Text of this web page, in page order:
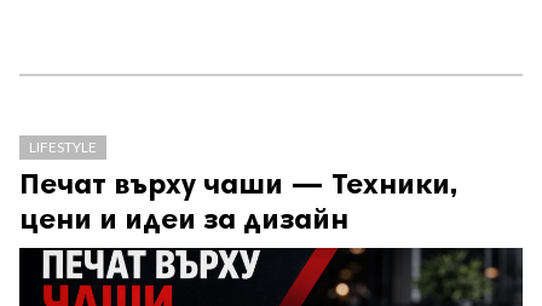
LIFESTYLE
Печат върху чаши — Техники,
цени и идеи за дизайн